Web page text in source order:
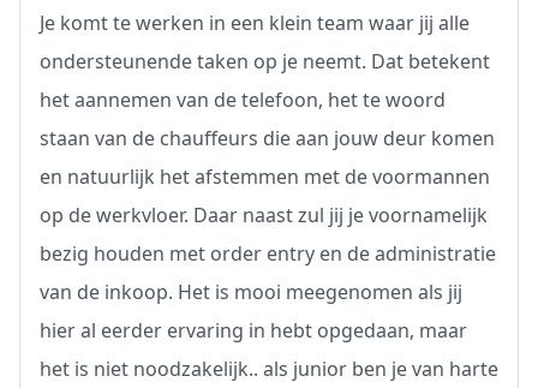
Je komt te werken in een klein team waar jij alle
ondersteunende taken op je neemt. Dat betekent
het aannemen van de telefoon, het te woord
staan van de chauffeurs die aan jouw deur komen
en natuurlijk het afstemmen met de voormannen
op de werkvloer. Daar naast zul jij je voornamelijk
bezig houden met order entry en de administratie
van de inkoop. Het is mooi meegenomen als jij
hier al eerder ervaring in hebt opgedaan, maar
het is niet noodzakelijk.. als junior ben je van harte